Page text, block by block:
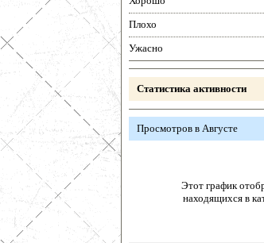
Плохо
Ужасно
Статистика активности
Просмотров в Августе
Этот график
находящихся в